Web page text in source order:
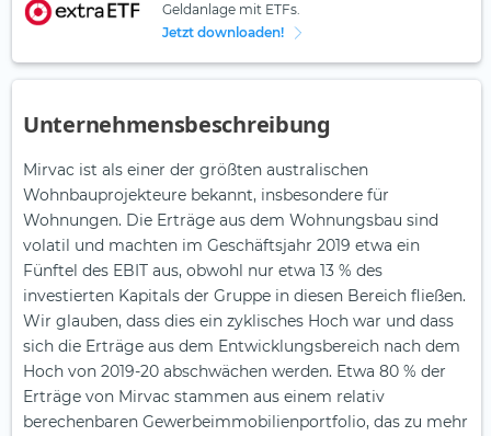
Geldanlage mit ETFs.
Jetzt downloaden!
Unternehmensbeschreibung
Mirvac ist als einer der größten australischen
Wohnbauprojekteure bekannt, insbesondere für
Wohnungen. Die Erträge aus dem Wohnungsbau sind
volatil und machten im Geschäftsjahr 2019 etwa ein
Fünftel des EBIT aus, obwohl nur etwa 13 % des
investierten Kapitals der Gruppe in diesen Bereich fließen.
Wir glauben, dass dies ein zyklisches Hoch war und dass
sich die Erträge aus dem Entwicklungsbereich nach dem
Hoch von 2019-20 abschwächen werden. Etwa 80 % der
Erträge von Mirvac stammen aus einem relativ
berechenbaren Gewerbeimmobilienportfolio, das zu mehr